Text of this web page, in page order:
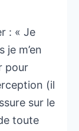
: « Je
m’en
pour
(il
sur le
toute